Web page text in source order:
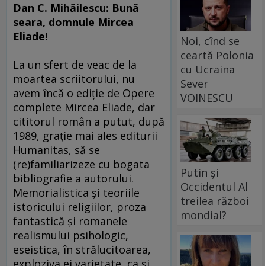
Dan C. Mihăilescu: Bună
seara, domnule Mircea
Eliade!
La un sfert de veac de la
moartea scriitorului, nu
avem încă o ediţie de Opere
complete Mircea Eliade, dar
cititorul român a putut, după
1989, graţie mai ales editurii
Humanitas, să se
(re)familiarizeze cu bogata
bibliografie a autorului.
Memorialistica şi teoriile
istoricului religiilor, proza
fantastică şi romanele
realismului psihologic,
eseistica, în strălucitoarea,
Noi, cînd se
ceartă Polonia
cu Ucraina
Sever
VOINESCU
Putin și
Occidentul Al
treilea război
mondial?